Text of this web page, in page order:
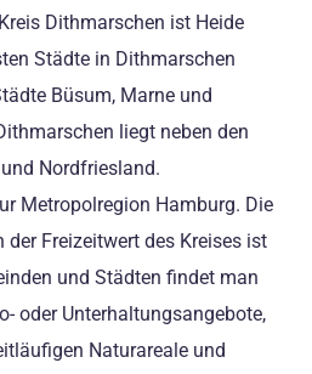
Dithmarschen ist Heide
Städte in Dithmarschen
Büsum, Marne und
liegt neben den
Nordfriesland.
Metropolregion Hamburg. Die
Freizeitwert des Kreises ist
und Städten findet man
oder Unterhaltungsangebote,
Naturareale und